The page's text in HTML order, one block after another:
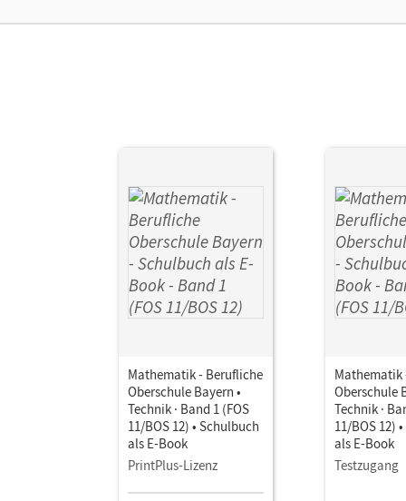
Mathematik - Berufliche
Oberschule Bayern •
Technik · Band 1 (FOS
11/BOS 12) • Schulbuch
als E-Book
PrintPlus-Lizenz
Mathematik
Oberschule
Technik ·
11/BOS 12)
als E-Book
Testzugang